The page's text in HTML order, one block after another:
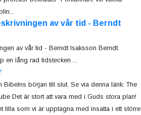
av vår tid - Berndt
av vår tid - Berndt Isaksson Berndt
en lång rad tidstecken ...
Bibelns början till slut. Se via denna länk: The
Det är stort att vara med i Guds stora plan!
lilla som vi är upptagna med insatta i ett större